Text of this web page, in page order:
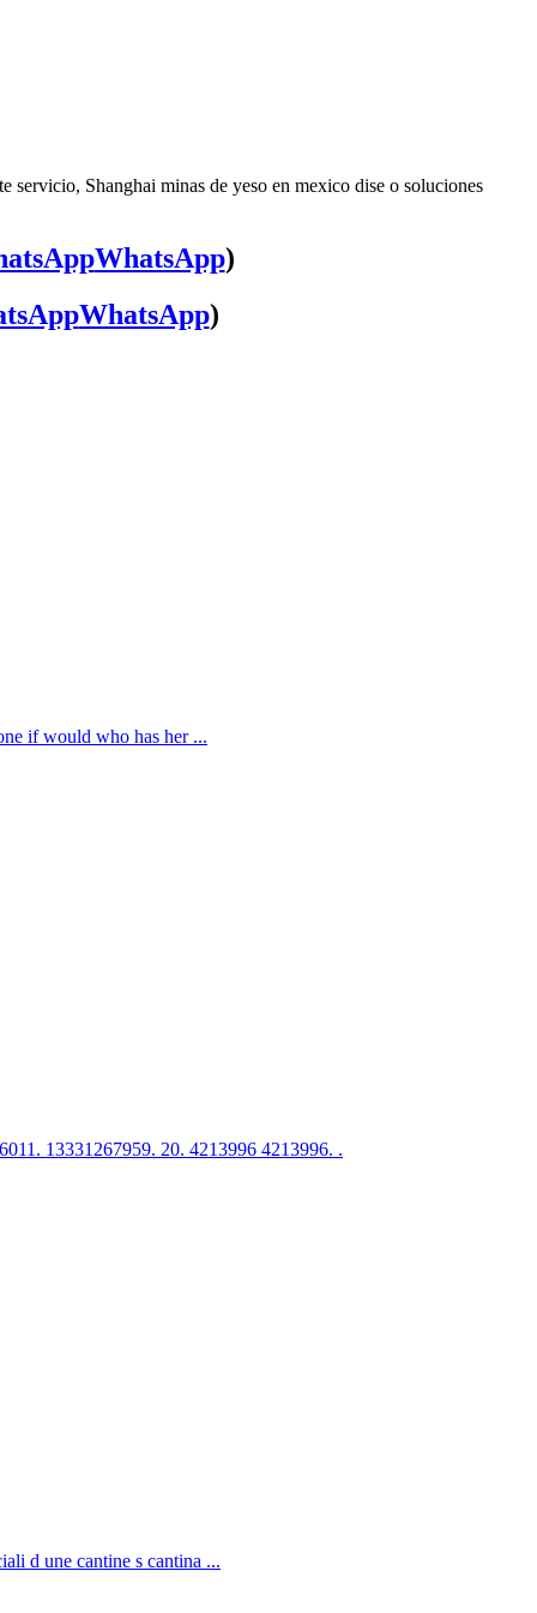
servicio, Shanghai minas de yeso en mexico dise o soluciones
WhatsApp)
WhatsApp)
if would who has her ...
13331267959. 20. 4213996 4213996. .
d une cantine s cantina ...